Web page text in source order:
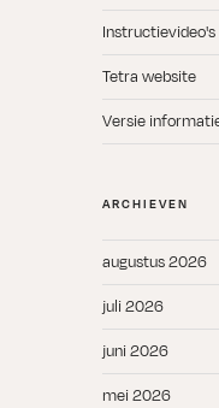
Instructievideo's
Tetra website
Versie
ARCHIEVEN
augustus 2026
juli 2026
juni 2026
mei 2026